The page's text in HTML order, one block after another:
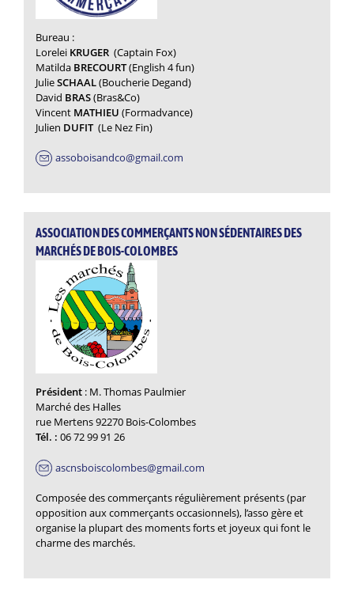
Bureau :
Lorelei KRUGER (Captain Fox)
Matilda BRECOURT(English 4 fun)
JulieSCHAAL(Boucherie Degand)
David BRAS(Bras&Co)
Vincent MATHIEU (Formadvance)
Julien DUFIT(Le Nez Fin)
assoboisandco@gmail.com
ASSOCIATION DES COMMERÇANTS NON SÉDENTAIRES DES
MARCHÉS DE BOIS-COLOMBES
Président : M. Thomas Paulmier
Marché des Halles
rue Mertens 92270 Bois-Colombes
Tél. : 06 72 99 91 26
ascnsboiscolombes@gmail.com
Composée des commerçants régulièrement présents (par
opposition aux commerçants occasionnels), l’asso gère et
organise la plupart des moments forts et joyeux qui font le
charme des marchés.